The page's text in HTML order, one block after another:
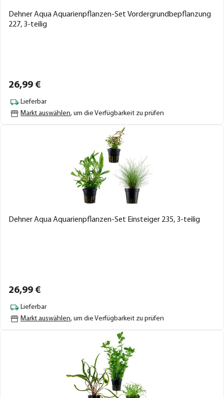
Dehner Aqua Aquarienpflanzen-Set Vordergrundbepflanzung
227, 3-teilig
26,99 €
Lieferbar
Markt auswählen, um die Verfügbarkeit zu prüfen
Dehner Aqua Aquarienpflanzen-Set Einsteiger 235, 3-teilig
26,99 €
Lieferbar
Markt auswählen, um die Verfügbarkeit zu prüfen